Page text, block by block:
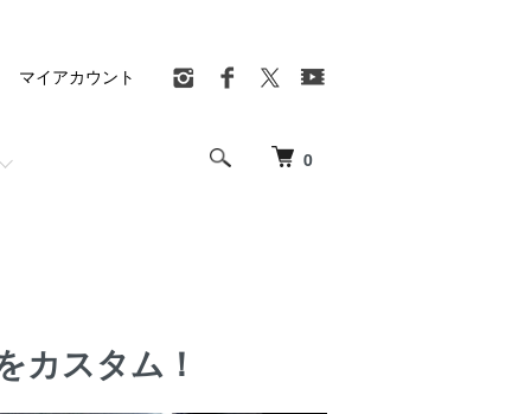
0
マイアカウント
カスタム！